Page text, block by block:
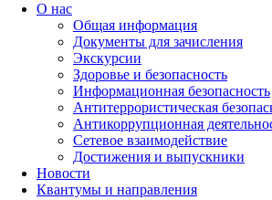
О нас
Общая информация
Документы для зачисления
Экскурсии
Здоровье и безопасность
Информационная безопасность
Антитеррористическая
Антикоррупционная
Сетевое взаимодействие
Достижения и выпускники
Новости
Квантумы и направления